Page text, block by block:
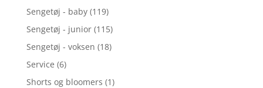
Sengetøj - baby (119)
Sengetøj - junior (115)
Sengetøj - voksen (18)
Service (6)
Shorts og bloomers (1)